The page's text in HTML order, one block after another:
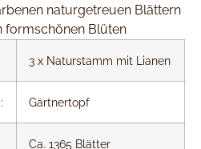
naturgetreuen Blättern
formschönen Blüten
3 x Naturstamm mit Lianen
Gärtnertopf
Ca. 1365 Blätter